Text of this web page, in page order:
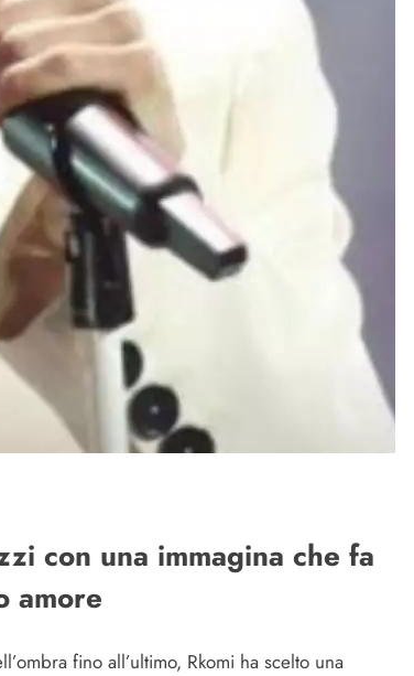
con una immagina che fa
amore
fino all’ultimo, Rkomi ha scelto una